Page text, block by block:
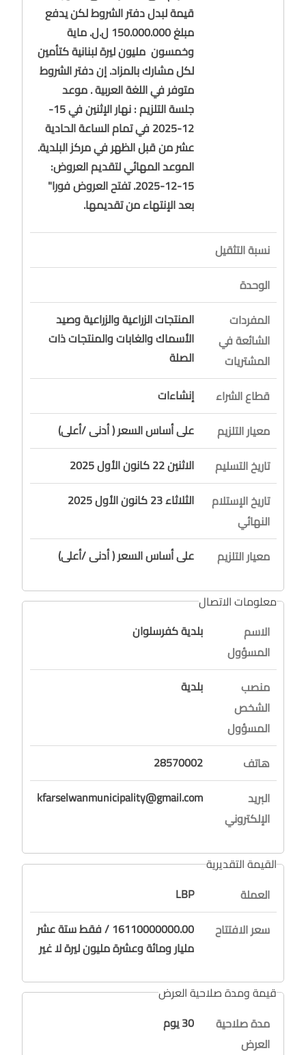
قيمة لبدل دفتر الشروط لكن يدفع
مبلغ 150.000.000 ل.ل. ماية
وخمسون مليون ليرة لبنانية كتأمين
لكل مشارك بالمزاد. إن دفتر الشروط
متوفر في اللغة العربية . موعد
جلسة التلزيم : نهار الإثنين في 15-
12-2025 في تمام الساعة الحادية
عشر من قبل الظهر في مركز البلدية.
الموعد المهائي لتقديم العروض:
15-12-2025. تفتح العروض فورا"
بعد الإنتهاء من تقديمها.
نسبة التثقيل
الوحدة
المفردات
الشائعة في
المشتريات
المنتجات الزراعية والزراعية وصيد
الأسماك والغابات والمنتجات ذات
الصلة
قطاع الشراء
إنشاءات
معيار التلزيم
على أساس السعر ( أدنى /أعلى)
تاريخ التسليم
الاثنين 22 كانون الأول 2025
تاريخ الإستلام
النهائي
الثلاثاء 23 كانون الأول 2025
معيار التلزيم على أساس السعر ( أدنى /أعلى)
معلومات الاتصال
الاسم
المسؤول
بلدية كفرسلوان
منصب
الشخص
المسؤول
بلدية
هاتف
28570002
البريد
الإلكتروني
kfarselwanmunicipality@gmail.com
القيمة التقديرية
العملة
LBP
سعر الافتتاح
16110000000.00 / فقط ستة عشر
مليار ومائة وعشرة مليون ليرة لا غير
قيمة ومدة صلاحية العرض
مدة صلاحية
العرض
30 يوم